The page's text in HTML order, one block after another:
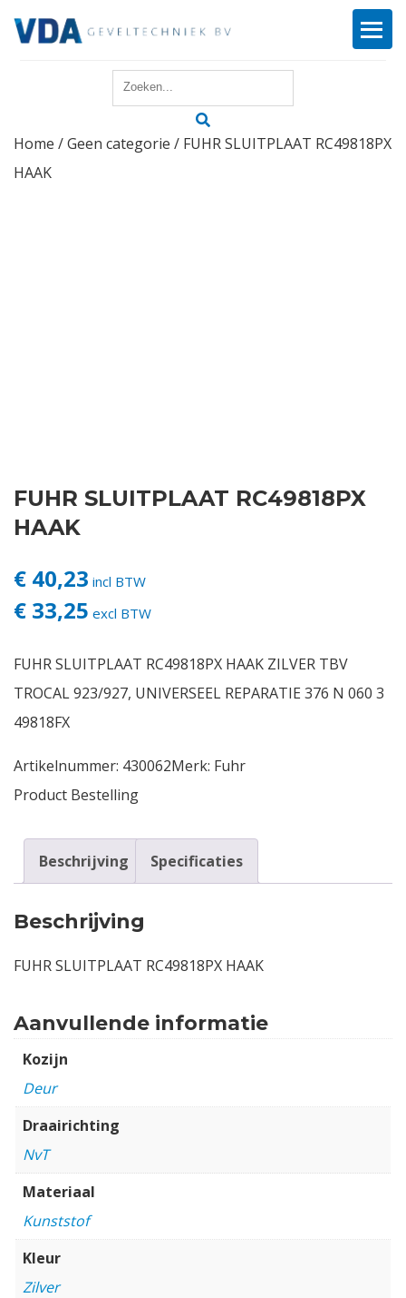
Reparatie
Login
Home /Geen categorie / FUHR SLUITPLAAT RC49818PX
HAAK
FUHR SLUITPLAAT RC49818PX
HAAK
€ 40,23 incl BTW
€ 33,25 excl BTW
FUHR SLUITPLAAT RC49818PX HAAK ZILVER TBV
TROCAL 923/927, UNIVERSEEL REPARATIE 376 N 060 3
49818FX
Artikelnummer: 430062Merk: Fuhr
Product Bestelling
Beschrijving Specificaties
Beschrijving
FUHR SLUITPLAAT RC49818PX HAAK
Aanvullende informatie
Kozijn
Deur
Draairichting
NvT
Materiaal
Kunststof
Kleur
Zilver